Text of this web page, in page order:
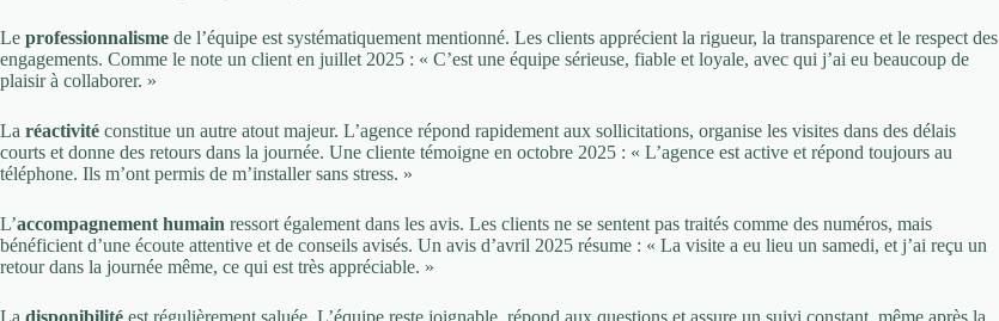
Le professionnalisme de l’équipe est systématiquement mentionné. Les clients apprécient la rigueur, la transparence et le respect des
engagements. Comme le note un client en juillet 2025 : « C’est une équipe sérieuse, fiable et loyale, avec qui j’ai eu beaucoup de
plaisir à collaborer. »
La réactivité constitue un autre atout majeur. L’agence répond rapidement aux sollicitations, organise les visites dans des délais
courts et donne des retours dans la journée. Une cliente témoigne en octobre 2025 : « L’agence est active et répond toujours au
téléphone. Ils m’ont permis de m’installer sans stress. »
L’accompagnement humain ressort également dans les avis. Les clients ne se sentent pas traités comme des numéros, mais
bénéficient d’une écoute attentive et de conseils avisés. Un avis d’avril 2025 résume : « La visite a eu lieu un samedi, et j’ai reçu un
retour dans la journée même, ce qui est très appréciable. »
La disponibilité est régulièrement saluée. L’équipe reste joignable, répond aux questions et assure un suivi constant, même après la